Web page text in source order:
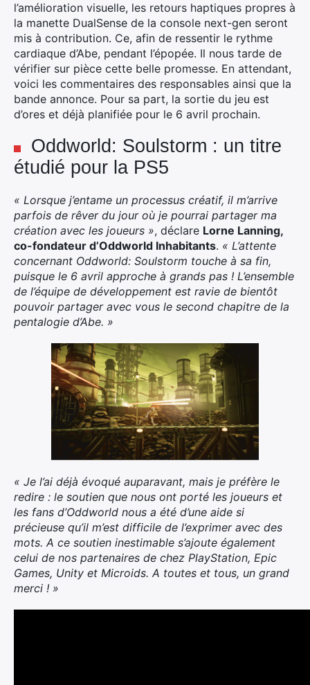
l’amélioration visuelle, les retours haptiques propres à
la manette DualSense de la console next-gen seront
mis à contribution. Ce, afin de ressentir le rythme
cardiaque d’Abe, pendant l’épopée. Il nous tarde de
vérifier sur pièce cette belle promesse. En attendant,
voici les commentaires des responsables ainsi que la
bande annonce. Pour sa part, la sortie du jeu est
d’ores et déjà planifiée pour le 6 avril prochain.
Oddworld: Soulstorm : un titre
étudié pour la PS5
« Lorsque j’entame un processus créatif, il m’arrive
parfois de rêver du jour où je pourrai partager ma
création avec les joueurs », déclare Lorne Lanning,
co-fondateur d’Oddworld Inhabitants. « L’attente
concernant Oddworld: Soulstorm touche à sa fin,
puisque le 6 avril approche à grands pas ! L’ensemble
de l’équipe de développement est ravie de bientôt
pouvoir partager avec vous le second chapitre de la
pentalogie d’Abe. »
« Je l’ai déjà évoqué auparavant, mais je préfère le
redire : le soutien que nous ont porté les joueurs et
les fans d’Oddworld nous a été d’une aide si
précieuse qu’il m’est difficile de l’exprimer avec des
mots. A ce soutien inestimable s’ajoute également
celui de nos partenaires de chez PlayStation, Epic
Games, Unity et Microids. A toutes et tous, un grand
merci ! »